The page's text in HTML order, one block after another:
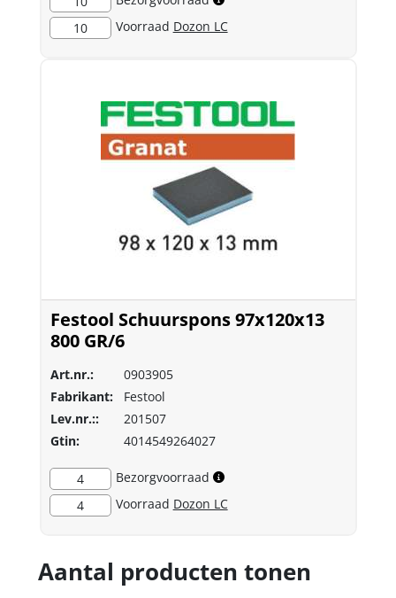
10
Voorraad Dozon LC
Festool Schuurspons 97x120x13
800 GR/6
Art.nr.:
0903905
Fabrikant:
Festool
Lev.nr.::
201507
Gtin:
4014549264027
4
Bezorgvoorraad
4
Voorraad Dozon LC
Aantal producten tonen